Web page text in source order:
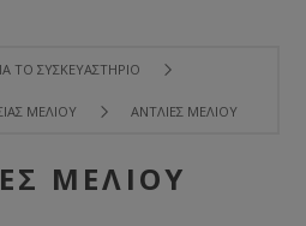
ΤΟ ΣΥΣΚΕΥΑΣΤΉΡΙΟ
ΜΕΛΙΟΎ ΑΝΤΛΊΕΣ ΜΕΛΙΟΎ
ΜΕΛΙΟΎ